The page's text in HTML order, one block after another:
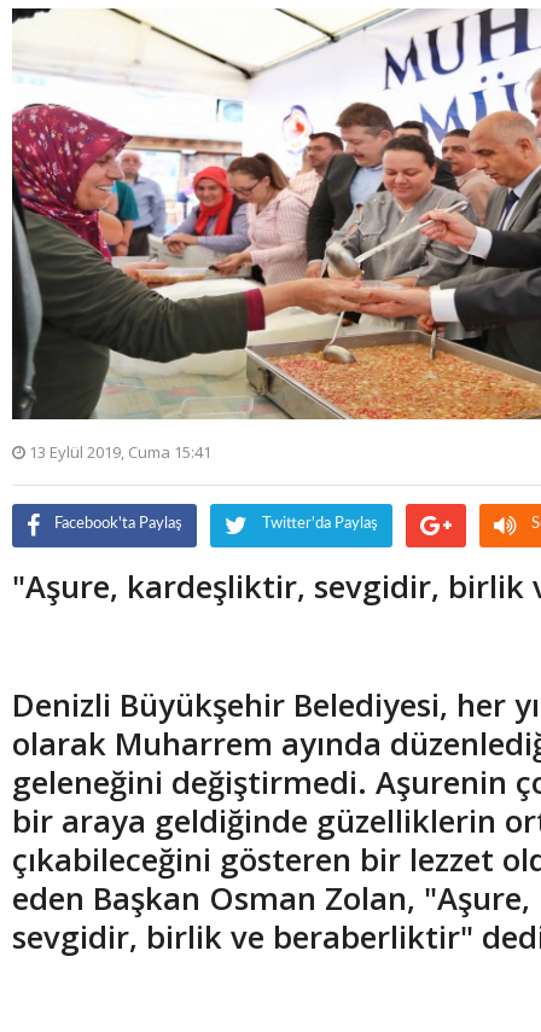
13 Eylül 2019, Cuma 15:41
Facebook'ta Paylaş Twitter'da Paylaş
"Aşure, kardeşliktir, sevgidir, birlik
Denizli Büyükşehir Belediyesi, her
olarak Muharrem ayında
geleneğini değiştirmedi. Aşurenin
bir araya geldiğinde güzelliklerin
çıkabileceğini gösteren bir lezzet
eden Başkan Osman Zolan,
sevgidir, birlik ve beraberliktir"